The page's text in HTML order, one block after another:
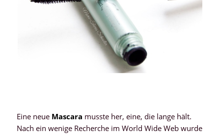
Eine neue Mascara musste her, eine, die lange hält.
Nach ein wenige Recherche im World Wide Web wurde